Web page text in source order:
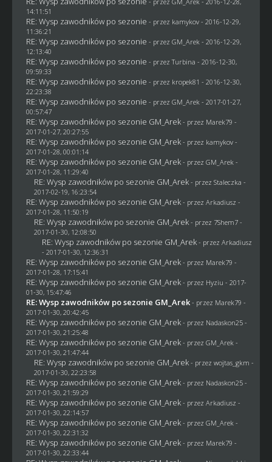
14:11:51
RE: Wysp zawodników po sezonie - przez kamykov- 2016-12-29,
11:36:21
RE: Wysp zawodników po sezonie - przez GM_Arek - 2016-12-29,
12:13:40
RE: Wysp zawodników po sezonie - przez Turbina - 2016-12-30,
09:59:33
RE: Wysp zawodników po sezonie - przez kropek81 - 2016-12-30,
22:23:38
RE: Wysp zawodników po sezonie - przez GM_Arek - 2017-01-27,
00:57:47
RE: Wysp zawodników po sezonie GM_Arek - przez Marek79 -
2017-01-27, 20:27:55
RE: Wysp zawodników po sezonie GM_Arek - przez kamykov-
2017-01-28, 00:01:14
RE: Wysp zawodników po sezonie GM_Arek - przez GM_Arek -
2017-01-28, 11:29:40
RE: Wysp zawodników po sezonie GM_Arek - przez Staleczka -
2017-02-19, 16:23:54
RE: Wysp zawodników po sezonie GM_Arek - przez Arkadiusz -
2017-01-28, 11:50:19
RE: Wysp zawodników po sezonie GM_Arek - przez 7Shem7-
2017-01-30, 12:08:50
RE: Wysp zawodników po sezonie GM_Arek - przez Arkadiusz
- 2017-01-30, 12:36:31
RE: Wysp zawodników po sezonie GM_Arek - przez Marek79 -
2017-01-28, 17:15:41
RE: Wysp zawodników po sezonie GM_Arek - przez Hyziu - 2017-
01-30, 15:47:46
RE: Wysp zawodników po sezonie GM_Arek - przez Marek79 -
2017-01-30, 20:42:45
RE: Wysp zawodników po sezonie GM_Arek - przez Nadaskon25-
2017-01-30, 21:25:48
RE: Wysp zawodników po sezonie GM_Arek - przez GM_Arek -
2017-01-30, 21:47:44
RE: Wysp zawodników po sezonie GM_Arek - przez wojtas_gkm -
2017-01-30, 22:23:58
RE: Wysp zawodników po sezonie GM_Arek - przez Nadaskon25-
2017-01-30, 21:59:29
RE: Wysp zawodników po sezonie GM_Arek - przez Arkadiusz -
2017-01-30, 22:14:57
RE: Wysp zawodników po sezonie GM_Arek - przez GM_Arek -
2017-01-30, 22:31:32
RE: Wysp zawodników po sezonie GM_Arek - przez Marek79 -
2017-01-30, 22:33:44